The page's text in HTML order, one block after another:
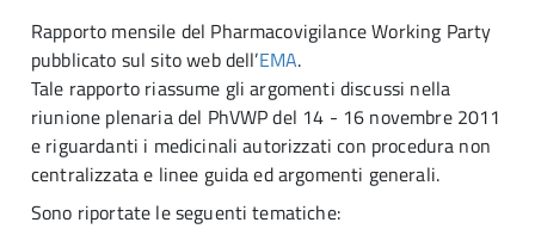
Rapporto mensile del Pharmacovigilance Working Party
pubblicato sul sito web dell’EMA.
Tale rapporto riassume gli argomenti discussi nella
riunione plenaria del PhVWP del 14 - 16 novembre 2011
e riguardanti i medicinali autorizzati con procedura non
centralizzata e linee guida ed argomenti generali.
Sono riportate le seguenti tematiche: